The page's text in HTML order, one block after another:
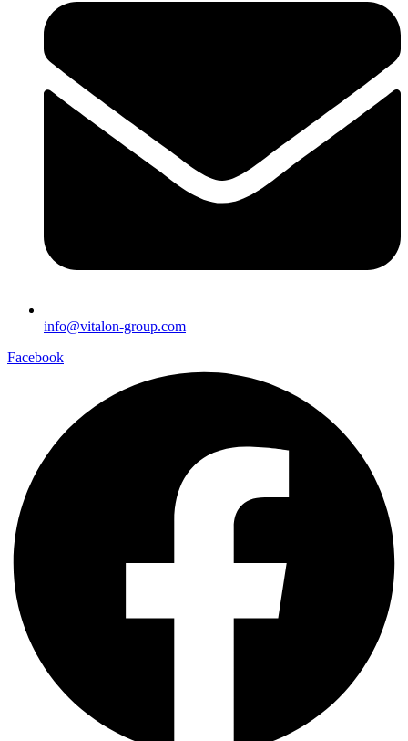
info@vitalon-group.com
Facebook